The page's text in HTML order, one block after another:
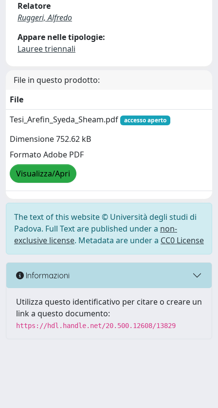
Relatore
Ruggeri, Alfredo
Appare nelle tipologie:
Lauree triennali
File in questo prodotto:
File
Tesi_Arefin_Syeda_Sheam.pdf
accesso aperto
Dimensione 752.62 kB
Formato Adobe PDF
Visualizza/Apri
The text of this website © Università degli studi di
Padova. Full Text are published under a non-
exclusive license. Metadata are under a CC0 License
Informazioni
Utilizza questo identificativo per citare o creare un
link a questo documento:
https://hdl.handle.net/20.500.12608/13829